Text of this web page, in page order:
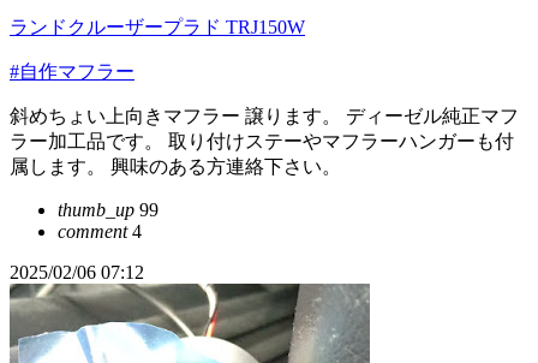
ランドクルーザープラド TRJ150W
#自作マフラー
斜めちょい上向きマフラー 譲ります。 ディーゼル純正マフ
ラー加工品です。 取り付けステーやマフラーハンガーも付
属します。 興味のある方連絡下さい。
thumb_up 99
comment4
2025/02/06 07:12